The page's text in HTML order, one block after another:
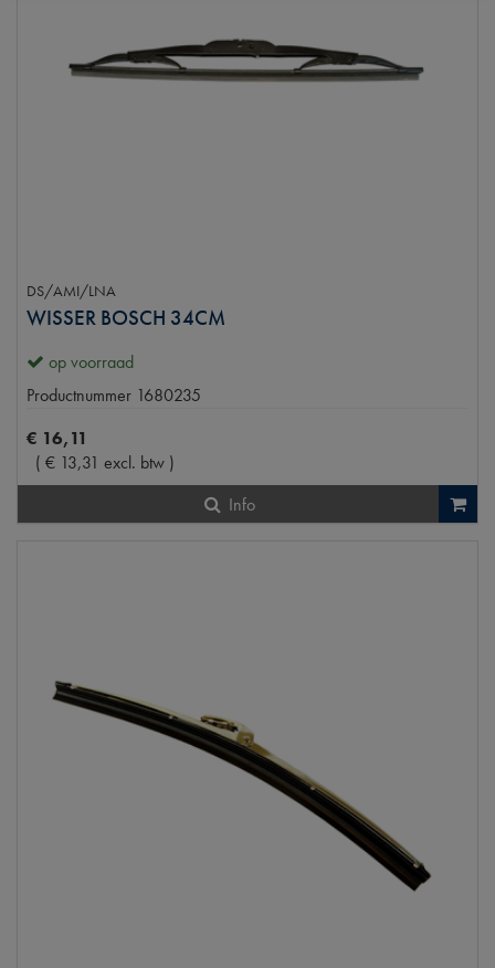
DS/AMI/LNA
WISSER BOSCH 34CM
op voorraad
Productnummer 1680235
€ 16,11
( € 13,31 excl. btw )
Info